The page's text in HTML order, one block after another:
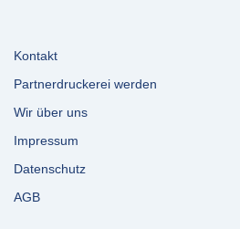
Kontakt
Partnerdruckerei werden
Wir über uns
Impressum
Datenschutz
AGB